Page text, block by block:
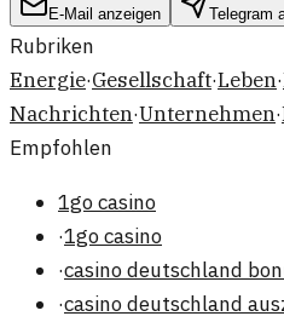
E-Mail anzeigen Telegram
Rubriken
Energie·Gesellschaft·Leben·
Nachrichten·Unternehmen·
Empfohlen
1go casino
·1go casino
·casino deutschland
·casino deutschland